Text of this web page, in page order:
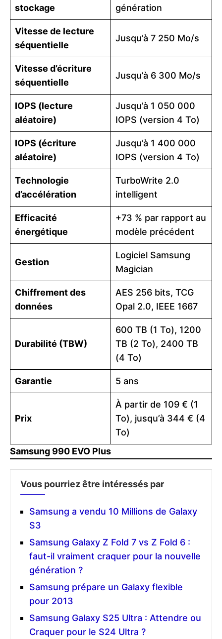
stockage
génération
Vitesse de lecture
séquentielle
Jusqu’à 7 250 Mo/s
Vitesse d’écriture
séquentielle
Jusqu’à 6 300 Mo/s
IOPS (lecture
aléatoire)
Jusqu’à 1 050 000
IOPS (version 4 To)
IOPS (écriture
aléatoire)
Jusqu’à 1 400 000
IOPS (version 4 To)
Technologie
d’accélération
TurboWrite 2.0
intelligent
Efficacité
énergétique
+73 % par rapport au
modèle précédent
Gestion
Logiciel Samsung
Magician
Chiffrement des
données
AES 256 bits, TCG
Opal 2.0, IEEE 1667
Durabilité (TBW)
600 TB (1 To), 1200
TB (2 To), 2400 TB
(4 To)
Garantie 5 ans
Prix
À partir de 109 € (1
To), jusqu’à 344 € (4
To)
Samsung 990 EVO Plus
Vous pourriez être intéressés par
Samsung a vendu 10 Millions de Galaxy
S3
Samsung Galaxy Z Fold 7 vs Z Fold 6 :
faut-il vraiment craquer pour la nouvelle
génération ?
Samsung prépare un Galaxy flexible
pour 2013
Samsung Galaxy S25 Ultra : Attendre ou
Craquer pour le S24 Ultra ?